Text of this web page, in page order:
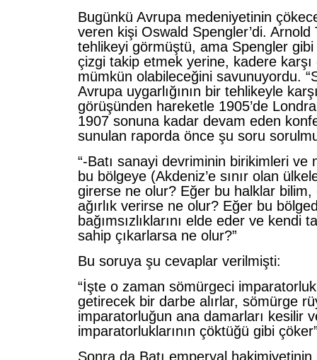
Bugünkü Avrupa medeniyetinin
veren kişi Oswald Spengler’di. Arnold
tehlikeyi görmüştü, ama Spengler
çizgi takip etmek yerine, kadere karşı
mümkün olabileceğini savunuyordu.
Avrupa uygarlığının bir tehlikeyle
görüşünden hareketle 1905’de
1907 sonuna kadar devam eden
sunulan raporda önce şu soru
“-Batı sanayi devriminin birikimleri ve
bu bölgeye (Akdeniz’e sınır olan
girerse ne olur? Eğer bu halklar
ağırlık verirse ne olur? Eğer bu
bağımsızlıklarını elde eder ve kendi
sahip çıkarlarsa ne olur?”
Bu soruya şu cevaplar verilmişti:
“İşte o zaman sömürgeci
getirecek bir darbe alırlar, sömürge
imparatorluğun ana damarları kesilir
imparatorluklarının çöktüğü gibi
Sonra da Batı emperyal